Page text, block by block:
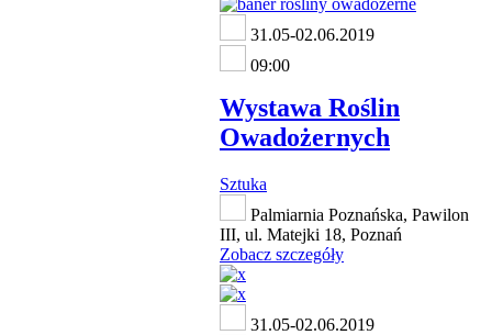
31.05-02.06.2019
09:00
Wystawa Roślin
Owadożernych
Sztuka
Palmiarnia Poznańska, Pawilon
III, ul. Matejki 18, Poznań
Zobacz szczegóły
31.05-02.06.2019